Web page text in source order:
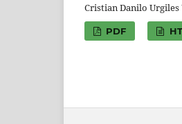
Cristian Danilo
PDF